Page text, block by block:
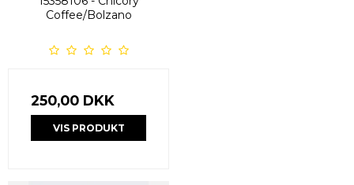
Coffee/Bolzano
250,00 DKK
VIS PRODUKT